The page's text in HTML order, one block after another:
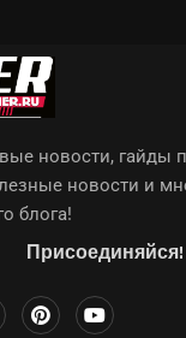
новости, гайды
новости и
блога!
Присоединяйся!